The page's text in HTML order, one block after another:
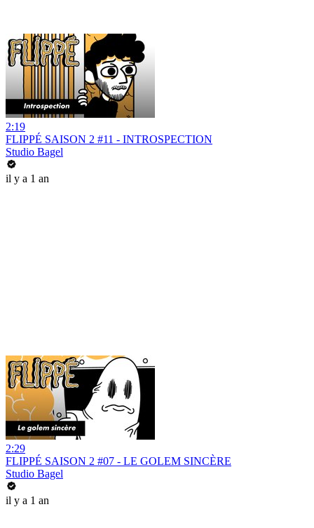
2:19
FLIPPÉ SAISON 2 #11 - INTROSPECTION
Studio Bagel
il y a 1 an
2:29
FLIPPÉ SAISON 2 #07 - LE GOLEM SINCÈRE
Studio Bagel
il y a 1 an